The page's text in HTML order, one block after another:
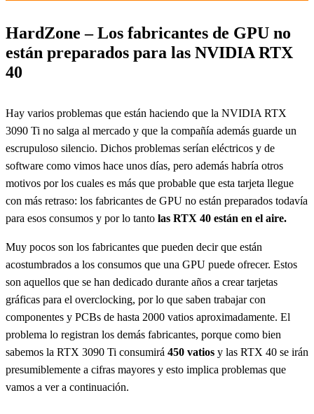
HardZone – Los fabricantes de GPU no
están preparados para las NVIDIA RTX
40
Hay varios problemas que están haciendo que la NVIDIA RTX
3090 Ti no salga al mercado y que la compañía además guarde un
escrupuloso silencio. Dichos problemas serían eléctricos y de
software como vimos hace unos días, pero además habría otros
motivos por los cuales es más que probable que esta tarjeta llegue
con más retraso: los fabricantes de GPU no están preparados todavía
para esos consumos y por lo tanto las RTX 40 están en el aire.
Muy pocos son los fabricantes que pueden decir que están
acostumbrados a los consumos que una GPU puede ofrecer. Estos
son aquellos que se han dedicado durante años a crear tarjetas
gráficas para el overclocking, por lo que saben trabajar con
componentes y PCBs de hasta 2000 vatios aproximadamente. El
problema lo registran los demás fabricantes, porque como bien
sabemos la RTX 3090 Ti consumirá 450 vatios y las RTX 40 se irán
presumiblemente a cifras mayores y esto implica problemas que
vamos a ver a continuación.